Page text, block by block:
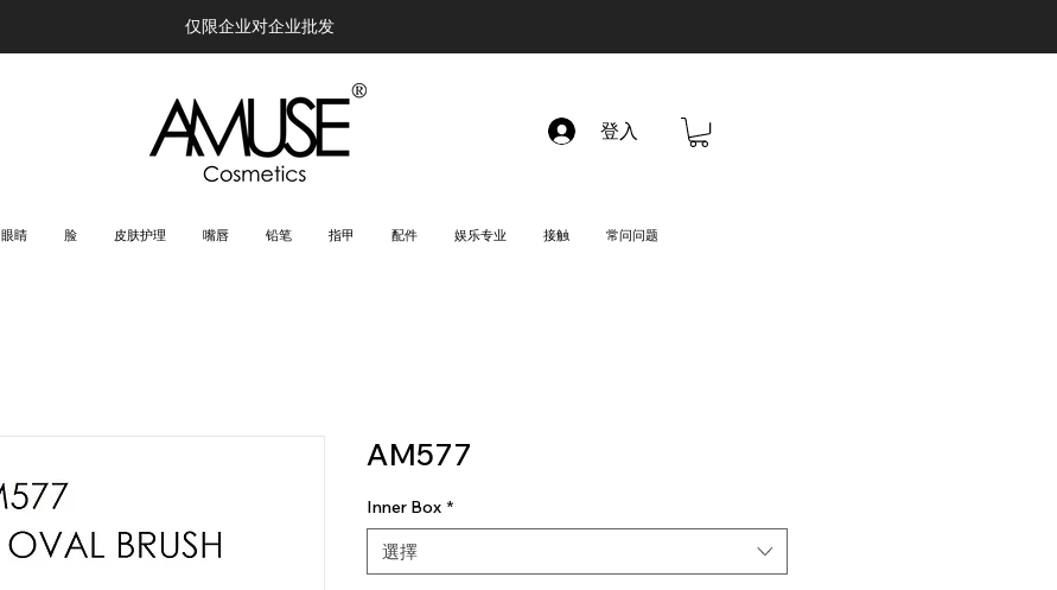
仅限企业对企业批发
登入
眼睛 脸 皮肤护理 嘴唇 铅笔 指甲 配件 娱乐专业 接触 常问问题
AM577
Inner Box *
選擇